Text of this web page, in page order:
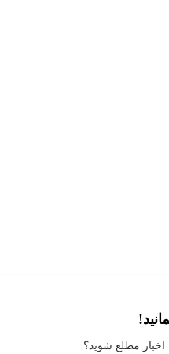
Application error: a client
-side
اخبار مطلع شوید؟